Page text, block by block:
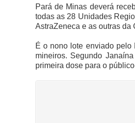
Pará de Minas deverá
todas as 28 Unidades
AstraZeneca e as outras da
É o nono lote enviado
mineiros. Segundo
primeira dose para o